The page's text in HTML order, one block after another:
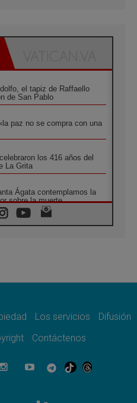
el tapiz de Raffaello
de San Pablo
paz no se compra con una
los 416 años del
La Grita
Ágata contemplamos la
sobre la muerte
el Santuario de la Madre
del cristiano"
en Gaza no cesa: 300
días
desfigura el mundo, solo la
Los servicios
Difusión
Contáctenos